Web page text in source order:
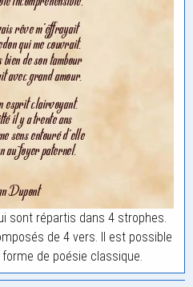
sont répartis dans 4 strophes.
de 4 vers. Il est possible
de poésie classique.